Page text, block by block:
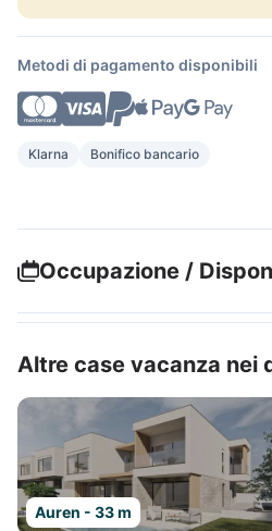
Metodi di pagamento disponibili
Klarna Bonifico bancario
Occupazione /
Altre case vacanza nei
Auren - 33 m